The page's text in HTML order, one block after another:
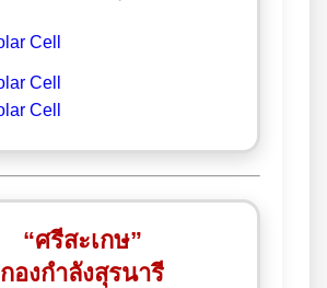
“ศรีสะเกษ”
กองกำลังสุรนารี